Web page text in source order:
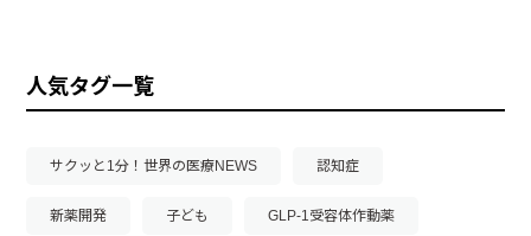
人気タグ一覧
サクッと1分！世界の医療NEWS 認知症
新薬開発 子ども GLP-1受容体作動薬